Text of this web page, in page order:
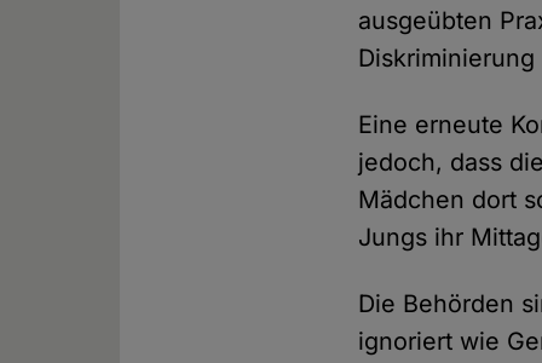
ausgeübten
Eine erneute
jedoch, dass
Mädchen dort
Jungs ihr
Die Behörden
ignoriert wie